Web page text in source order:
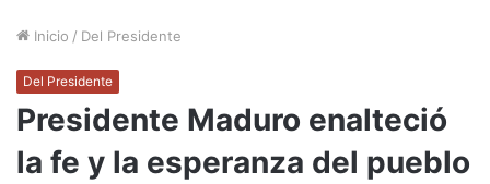
Inicio / Del Presidente
Del Presidente
Presidente Maduro enalteció
la fe y la esperanza del pueblo